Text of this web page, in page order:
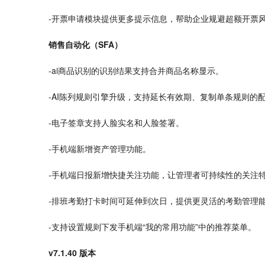
-开票申请模块提供更多提示信息，帮助企业规避超额开票风
销售自动化（SFA）
-ai商品识别的识别结果支持合并商品名称显示。
-AI陈列规则引擎升级 ，支持延长有效期、复制单条规则的配
-电子签章支持人脸实名和人脸签署。
-手机端新增资产管理功能。
-手机端日报新增快捷关注功能，让管理者可持续性的关注特
-排班考勤打卡时间可延伸到次日，提供更灵活的考勤管理能
-支持设置规则下发手机端“我的常用功能”中的推荐菜单。
v7.1.40 版本